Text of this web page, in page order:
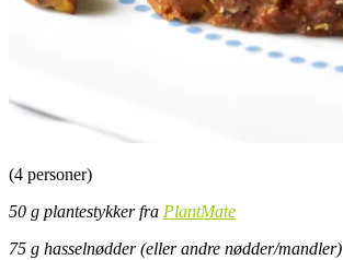
(4 personer)
50 g plantestykker fra PlantMate
75 g hasselnødder (eller andre nødder/mandler)